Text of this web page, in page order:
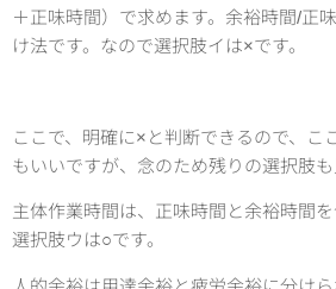
＋正味時間）で求めます。余裕時間/正
け法です。なので選択肢イは×です。
ここで、明確に×と判断できるので、こ
もいいですが、念のため残りの選択肢も
主体作業時間は、正味時間と余裕時間を
選択肢ウは○です。